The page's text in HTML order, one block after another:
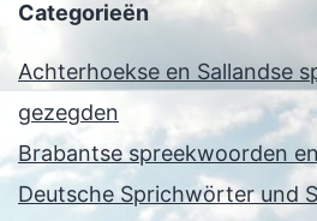
Categorieën
Achterhoekse en Sallandse
gezegden
Brabantse spreekwoorden
Deutsche Sprichwörter und